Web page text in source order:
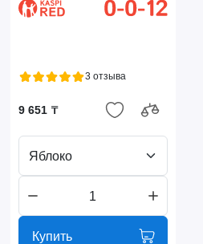
3 отзыва
9 651 ₸
Яблоко
Купить